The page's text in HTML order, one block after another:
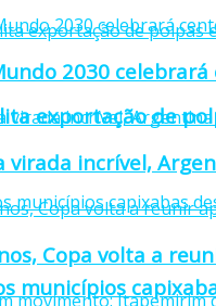
exportação de
municípios
2030
virada incrível,
Copa volta a